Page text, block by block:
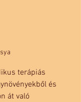
terápiás
és
át való